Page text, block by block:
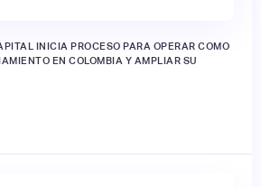
INICIA PROCESO PARA OPERAR COMO
EN COLOMBIA Y AMPLIAR SU